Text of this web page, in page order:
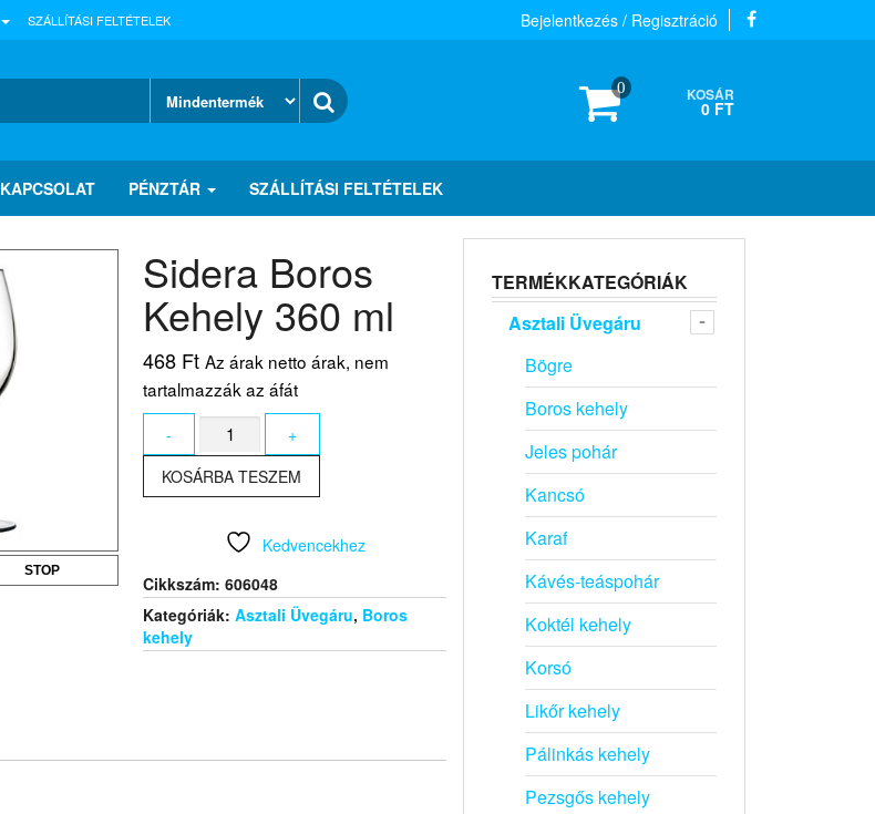
Bejelentkezés / Regisztráció
SZÁLLÍTÁSI FELTÉTELEK
0 KOSÁR
0 FT
KAPCSOLAT PÉNZTÁR SZÁLLÍTÁSI FELTÉTELEK
STOP
Sidera Boros
Kehely 360 ml
468 Ft Az árak netto árak, nem
tartalmazzák az áfát
-
Sidera
Boros
Kehely
360
mennyiség
+
KOSÁRBA TESZEM
Kedvencekhez
Cikkszám:606048
Kategóriák:Asztali Üvegáru, Boros
kehely
TERMÉKKATEGÓRIÁK
Asztali Üvegáru
Bögre
Boros kehely
Jeles pohár
Kancsó
Karaf
Kávés-teáspohár
Koktél kehely
Korsó
Likőr kehely
Pálinkás kehely
Pezsgős kehely